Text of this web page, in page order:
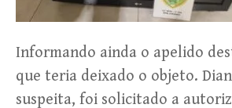
Informando ainda o apelido
que teria deixado o objeto.
suspeita, foi solicitado a